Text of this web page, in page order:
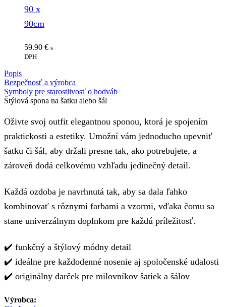
90 x
90cm
59.90 € s
DPH
Popis
Bezpečnosť a výrobca
Symboly pre starostlivosť o hodváb
Štýlová spona na šatku alebo šál
Oživte svoj outfit elegantnou sponou, ktorá je spojením
praktickosti a estetiky. Umožní vám jednoducho upevniť
šatku či šál, aby držali presne tak, ako potrebujete, a
zároveň dodá celkovému vzhľadu jedinečný detail.
Každá ozdoba je navrhnutá tak, aby sa dala ľahko
kombinovať s rôznymi farbami a vzormi, vďaka čomu sa
stane univerzálnym doplnkom pre každú príležitosť.
✔️ funkčný a štýlový módny detail
✔️ ideálne pre každodenné nosenie aj spoločenské udalosti
✔️ originálny darček pre milovníkov šatiek a šálov
Výrobca: